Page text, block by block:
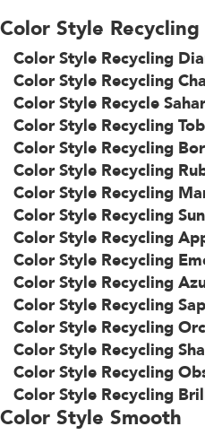
Color Style Recycling
Color Style Recycling
Color Style Recycling
Color Style Recycle
Color Style Recycling
Color Style Recycling
Color Style Recycling
Color Style Recycling
Color Style Recycling Sun
Color Style Recycling
Color Style Recycling
Color Style Recycling
Color Style Recycling
Color Style Recycling
Color Style Recycling
Color Style Recycling
Color Style Recycling
Color Style Smooth